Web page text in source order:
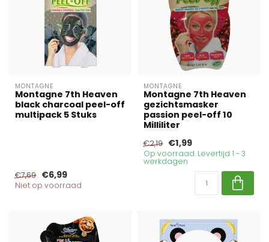
MONTAGNE
Montagne 7th Heaven
black charcoal peel-off
multipack 5 Stuks
€7,69 €6,99
Niet op voorraad
MONTAGNE
Montagne 7th Heaven
gezichtsmasker
passion peel-off 10
Milliliter
€2,19 €1,99
Op voorraad. Levertijd 1 - 3
werkdagen